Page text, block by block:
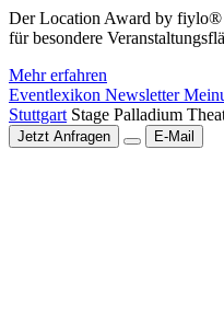
Der Location Award by fiylo®
für besondere
Mehr erfahren
Eventlexikon Newsletter
Stuttgart Stage Palladium
Jetzt Anfragen E-Mail